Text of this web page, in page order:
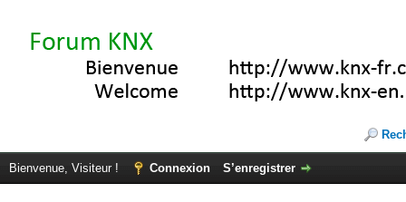
Bienvenue, Visiteur ! Connexion S’enregistrer